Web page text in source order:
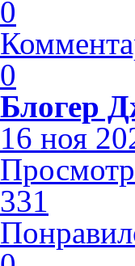
0
0
Блогер
16 ноя
331